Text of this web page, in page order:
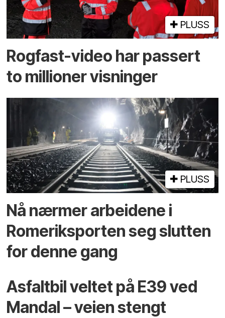
PLUSS
Rogfast-video har passert
to millioner visninger
PLUSS
Nå nærmer arbeidene i
Romeriksporten seg slutten
for denne gang
Asfaltbil veltet på E39 ved
Mandal – veien stengt